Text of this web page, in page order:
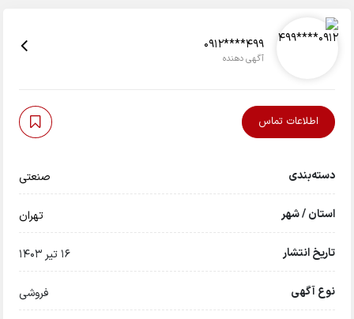
0912****499
آگهی دهنده
اطلاعات تماس
دسته‌بندی صنعتی
استان / شهر تهران
تاریخ انتشار 16 تیر 1403
نوع آگهی فروشی